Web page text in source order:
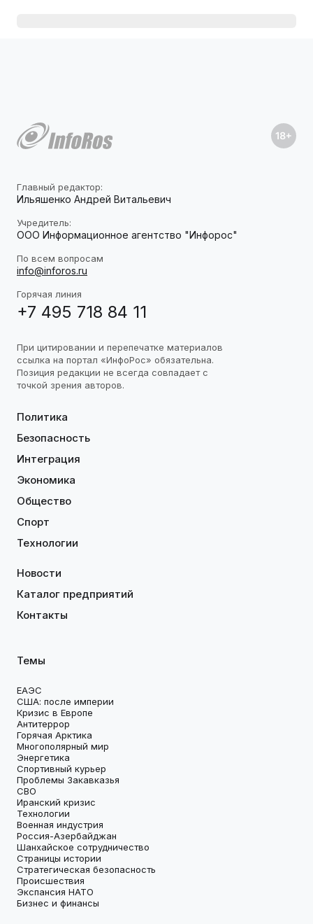
Главный редактор:
Ильяшенко Андрей Витальевич
Учредитель:
ООО Информационное агентство "Инфорос"
По всем вопросам
info@inforos.ru
Горячая линия
+7 495 718 84 11
При цитировании и перепечатке материалов
ссылка на портал «ИнфоРос» обязательна.
Позиция редакции не всегда совпадает с
точкой зрения авторов.
Политика
Безопасность
Интеграция
Экономика
Общество
Спорт
Технологии
Новости
Каталог предприятий
Контакты
Темы
ЕАЭС
США: после империи
Кризис в Европе
Антитеррор
Горячая Арктика
Многополярный мир
Энергетика
Спортивный курьер
Проблемы Закавказья
СВО
Иранский кризис
Технологии
Военная индустрия
Россия-Азербайджан
Шанхайское сотрудничество
Страницы истории
Стратегическая безопасность
Происшествия
Экспансия НАТО
Бизнес и финансы